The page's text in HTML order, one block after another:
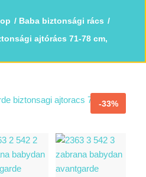
/ Baba biztonsági rács /
ajtórács 71-78 cm,
-33%